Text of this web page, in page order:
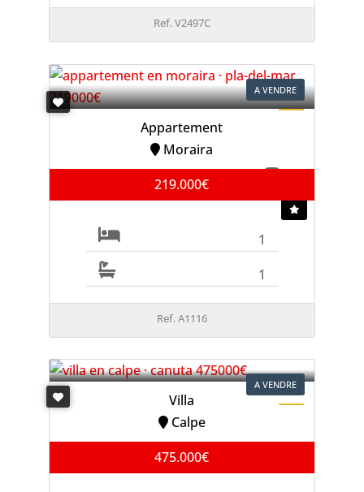
Ref. V2497C
A VENDRE
Appartement
Moraira
219.000€
1
1
Ref. A1116
A VENDRE
Villa
Calpe
475.000€